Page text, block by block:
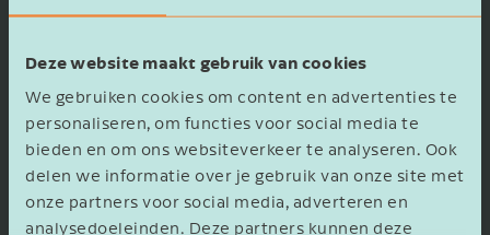
Deze website maakt gebruik van cookies
We gebruiken cookies om content en advertenties te
personaliseren, om functies voor social media te
bieden en om ons websiteverkeer te analyseren. Ook
delen we informatie over je gebruik van onze site met
onze partners voor social media, adverteren en
analysedoeleinden. Deze partners kunnen deze
orde op het moment dat bij liquidatie van een
deelneming de liquidatie-uitkering minder
bedraagt dan het geïnvesteerde bedrag.
De liquidatieverliesregeling is een complexe
regeling waarbij een verzwaarde bewijslast rust